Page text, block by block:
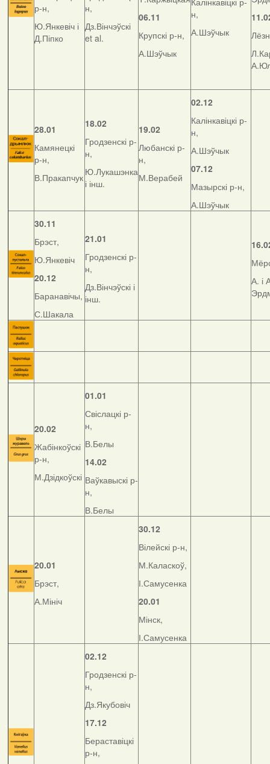
р-н,
Ю.Янкевіч і
Д.Піпко
н,
Дз.Вінчэўскі
et al.
06.11
Крупскі р-н,
А.Шэўчык
н,
А.Шэўчык
28.01
Камянецкі
р-н,
В.Пракапчук
18.02
Гродзенскі р-
н,
Ю.Лукашэнка
і інш.
19.02
Любанскі р-
н,
М.Верабей
02.12
Калінкавіцкі р-
н,
А.Шэўчык
07.12
Мазырскі р-н,
А.Шэўчык
30.11
Брэст,
Ю.Янкевіч
20.12
Баранавічы,
С.Шакала
21.01
Гродзенскі р-
н,
Дз.Вінчэўскі і
інш.
А. і
20.02
Жабінкоўскі
р-н,
М.Дзідкоўскі
01.01
Свіслацкі р-
н,
В.Белы
14.02
Ваўкавыскі р-
н,
В.Белы
20.01
Брэст,
А.Мініч
30.12
Вілейскі р-н,
М.Каласкоў,
І.Самусенка
20.01
Мінск,
І.Самусенка
02.12
Гродзенскі р-
н,
Дз.Якубовіч
17.12
Бераставіцкі
р-н,